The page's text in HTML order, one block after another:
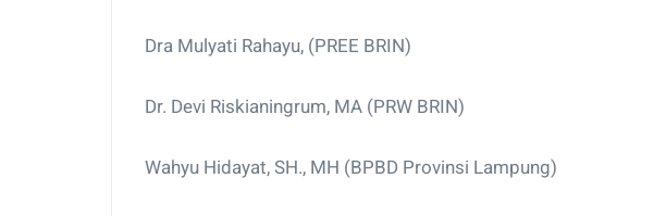
Dra Mulyati Rahayu, (PREE BRIN)
Dr. Devi Riskianingrum, MA (PRW BRIN)
Wahyu Hidayat, SH., MH (BPBD Provinsi Lampung)